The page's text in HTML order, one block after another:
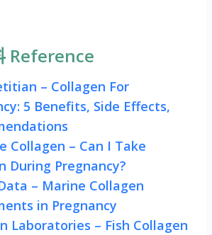
Reference
– Collagen For
5 Benefits, Side Effects,
Collagen – Can I Take
During Pregnancy?
– Marine Collagen
in Pregnancy
Laboratories – Fish Collagen